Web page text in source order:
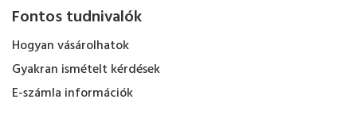
Fontos tudnivalók
Hogyan vásárolhatok
Gyakran ismételt kérdések
E-számla információk